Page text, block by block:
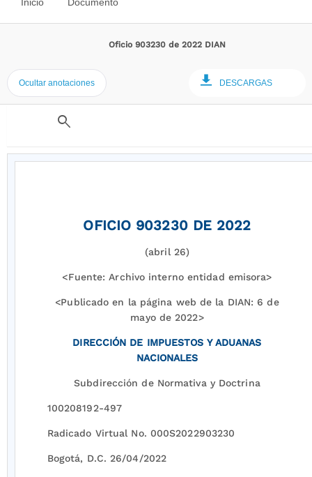
Oficio 903230 de 2022 DIAN
Ocultar anotaciones DESCARGAS
search
OFICIO 903230 DE 2022
(abril 26)
<Fuente: Archivo interno entidad emisora>
<Publicado en la página web de la DIAN: 6 de
mayo de 2022>
DIRECCIÓN DE IMPUESTOS Y ADUANAS
NACIONALES
Subdirección de Normativa y Doctrina
100208192-497
Radicado Virtual No. 000S2022903230
Bogotá, D.C. 26/04/2022